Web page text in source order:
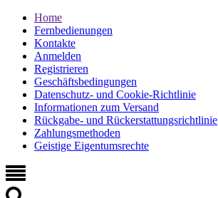
Home
Fernbedienungen
Kontakte
Anmelden
Registrieren
Geschäftsbedingungen
Datenschutz- und Cookie-Richtlinie
Informationen zum Versand
Rückgabe- und Rückerstattungsrichtlinie
Zahlungsmethoden
Geistige Eigentumsrechte